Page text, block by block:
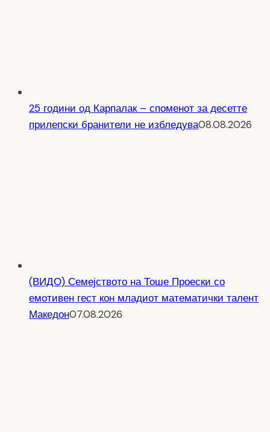
25 години од Карпалак – споменот за десетте
прилепски бранители не избледува08.08.2026
(ВИДО) Семејството на Тоше Проески со
емотивен гест кон младиот математички талент
Македон07.08.2026